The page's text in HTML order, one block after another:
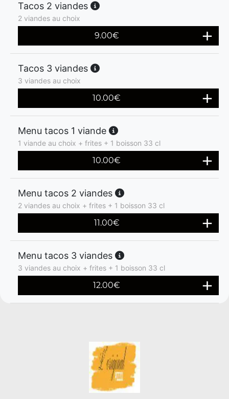
Tacos 2 viandes
2 viandes au choix
9.00€
Tacos 3 viandes
3 viandes au choix
10.00€
Menu tacos 1 viande
1 viande au choix + frites + 1 boisson 33 cl
10.00€
Menu tacos 2 viandes
2 viandes au choix + frites + 1 boisson 33 cl
11.00€
Menu tacos 3 viandes
3 viandes au choix + frites + 1 boisson 33 cl
12.00€